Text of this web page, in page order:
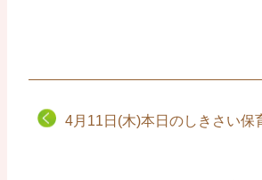
4月11日(木)本日のしきさい保育園